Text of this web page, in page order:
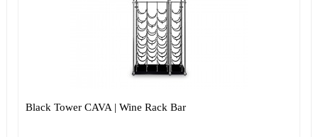
Black Tower CAVA | Wine Rack Bar